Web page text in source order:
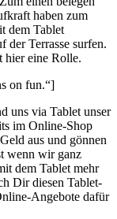
haben zum
dem Tablet
der Terrasse surfen.
hier eine Rolle.
on fun.“]
uns via Tablet unser
im Online-Shop
aus und gönnen
wenn wir ganz
dem Tablet mehr
Dir diesen Tablet-
Angebote dafür